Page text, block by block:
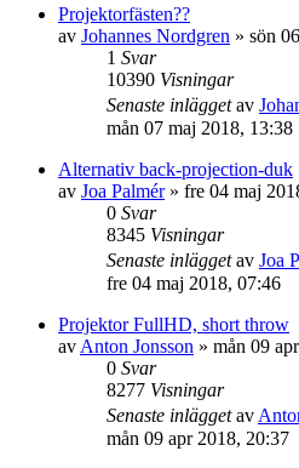
Projektorfästen??
av Johannes Nordgren » sön
1 Svar
10390 Visningar
Senaste inläggetav
mån 07 maj 2018, 13:38
Alternativ back-projection-duk
av Joa Palmér» fre 04 maj
0 Svar
8345 Visningar
Senaste inläggetav Joa
fre 04 maj 2018, 07:46
Projektor FullHD, short throw
av Anton Jonsson » mån 09
0 Svar
8277 Visningar
Senaste inläggetav
mån 09 apr 2018, 20:37